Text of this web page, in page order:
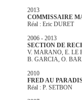
2013
COMMISSAIRE
Réal : Eric DURET
2006 - 2013
SECTION DE
V. MARANO, E. LE
B. GARCIA, O.
2010
FRED AU
Réal : P. SETBON